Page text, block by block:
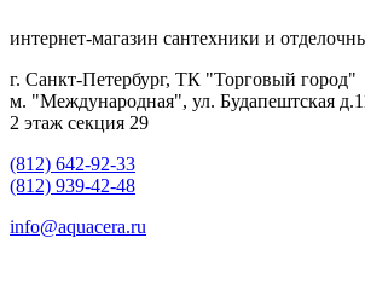
интернет-магазин сантехники и
г. Санкт-Петербург, ТК "Торговый город"
м. "Международная", ул. Будапештская
2 этаж секция 29
(812) 642-92-33
(812) 939-42-48
info@aquacera.ru